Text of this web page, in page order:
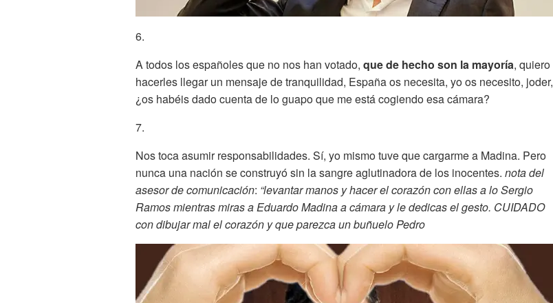
6.
A todos los españoles que no nos han votado, que de hecho son la mayoría, quiero
hacerles llegar un mensaje de tranquilidad, España os necesita, yo os necesito, joder,
¿os habéis dado cuenta de lo guapo que me está cogiendo esa cámara?
7.
Nos toca asumir responsabilidades. Sí, yo mismo tuve que cargarme a Madina. Pero
nunca una nación se construyó sin la sangre aglutinadora de los inocentes. nota del
asesor de comunicación: “levantar manos y hacer el corazón con ellas a lo Sergio
Ramos mientras miras a Eduardo Madina a cámara y le dedicas el gesto. CUIDADO
con dibujar mal el corazón y que parezca un buñuelo Pedro